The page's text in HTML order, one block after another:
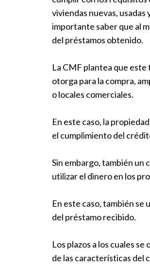
viviendas nuevas,
importante saber que al
del préstamos obtenido.
La CMF plantea que
otorga para la compra,
o locales comerciales.
En este caso, la
el cumplimiento del
Sin embargo, también un
utilizar el dinero en los
En este caso, también se
del préstamo recibido.
Los plazos a los cuales
de las características del